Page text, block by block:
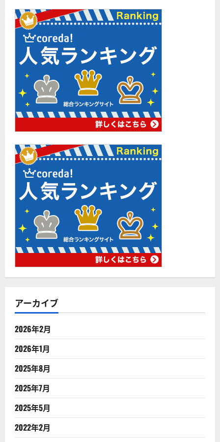
アーカイブ
2026年2月
2026年1月
2025年8月
2025年7月
2025年5月
2022年2月